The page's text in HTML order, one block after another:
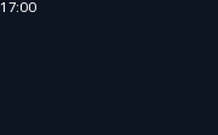
17:00